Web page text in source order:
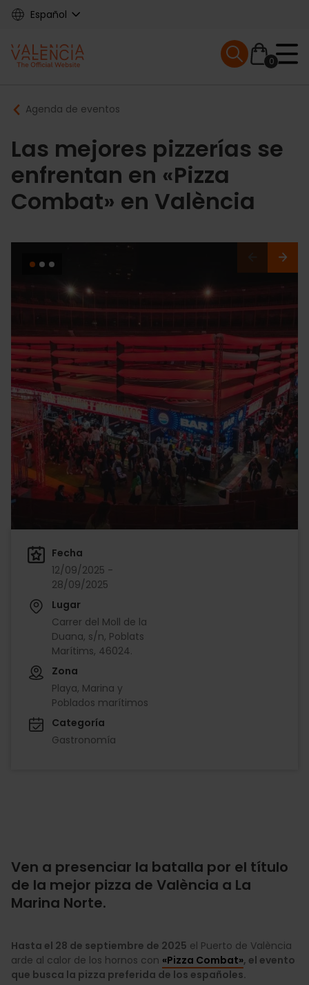
Skip
content
Español
Main
navigation
0
Mobile menu
Breadcrumb
Agenda de eventos
Las mejores pizzerías se
enfrentan en «Pizza
Combat» en València
Fecha
12/09/2025 -
28/09/2025
Lugar
Carrer del Moll de la
Duana, s/n, Poblats
Marítims, 46024.
Zona
Playa, Marina y
Poblados marítimos
Categoría
Gastronomía
Ven a presenciar la batalla por el título
de la mejor pizza de València a La
Marina Norte.
Hasta el 28 de septiembre de 2025 el Puerto de València
arde al calor de los hornos con «Pizza Combat», el evento
que busca la pizza preferida de los españoles.